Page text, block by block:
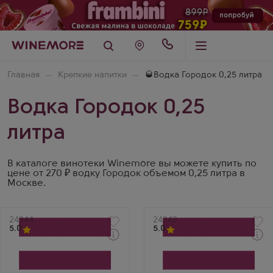
Главная Крепкие напитки 🥃Водка Городок 0,25 литра
Водка Городок 0,25
литра
В каталоге винотеки Winemore вы можете купить по
цене от 270 ₽ водку Городок объемом 0,25 литра в
Москве.
Артикул
24344
5.0
Артикул
24342
5.0